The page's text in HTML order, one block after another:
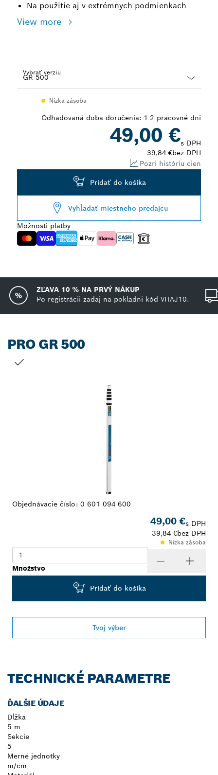
Na použitie aj v extrémnych podmienkach
View more
Vybrať verziu
Nízka zásoba
Odhadovaná doba doručenia: 1-2 pracovné dni
49,00 €s DPH
39,84 €bez DPH
Pozri históriu cien
Pridať do košíka
Vyhľadať miestneho predajcu
Možnosti platby
ZĽAVA 10 % NA PRVÝ NÁKUP
Po registrácii zadaj na pokladni kód VITAJ10.
PRO GR 500
Objednávacie číslo: 0 601 094 600
49,00 €s DPH
39,84 €bez DPH
Nízka zásoba
Množstvo
Pridať do košíka
Tvoj výber
TECHNICKÉ PARAMETRE
ĎALŠIE ÚDAJE
Dĺžka
5 m
Sekcie
5
Merné jednotky
m/cm